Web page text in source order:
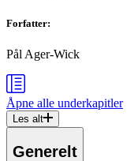
Forfatter:
Pål Ager-Wick
Åpne alle underkapitler
Les alt
Generelt